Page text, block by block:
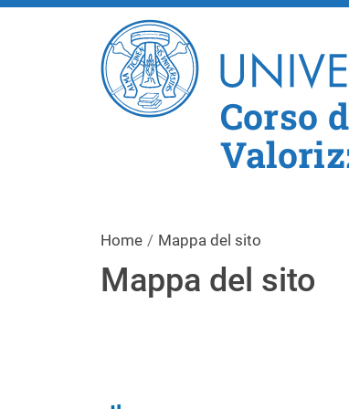
Corso
Home Mappa del sito
Mappa del sito